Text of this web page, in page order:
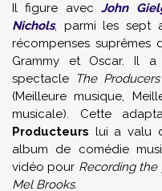
Il figure avecJohn
Nichols, parmi les sept
récompenses suprêmes
Grammy et Oscar. Il
spectacle The
(Meilleure musique,
musicale). Cette
Producteurs lui a valu
album de comédie
vidéo pour Recording the
Mel Brooks.